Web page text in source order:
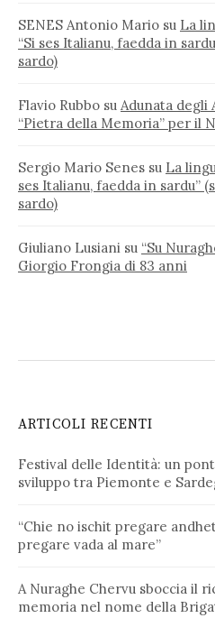
SENES Antonio Mario su La
“Si ses Italianu, faedda in
sardo)
Flavio Rubbo su Adunata degli
“Pietra della Memoria” per il
Sergio Mario Senes su La
ses Italianu, faedda in sardu”
sardo)
Giuliano Lusiani su “Su
Giorgio Frongia di 83 anni
ARTICOLI RECENTI
Festival delle Identità: un
sviluppo tra Piemonte e
“Chie no ischit pregare
pregare vada al mare”
A Nuraghe Chervu sboccia il
memoria nel nome della